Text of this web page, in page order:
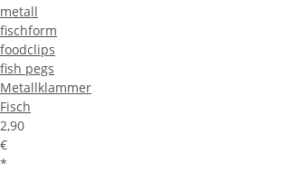
Metallklammer
Fisch
2,90
€
*